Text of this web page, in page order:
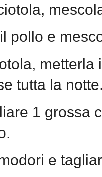
pollo e
tutta la
1 grossa
e